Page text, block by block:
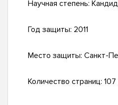
Научная степень:
Год защиты: 2011
Место защиты: Санкт-
Количество страниц: 107